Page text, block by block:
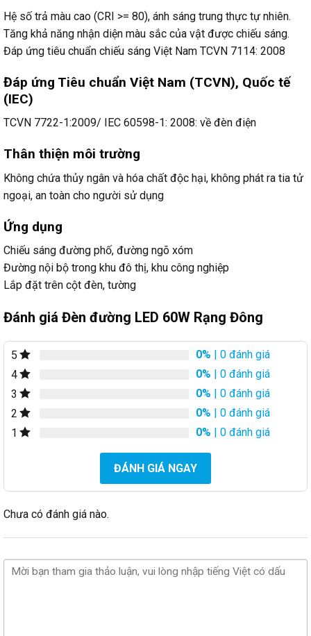
Hệ số trả màu cao (CRI >= 80), ánh sáng trung thực tự nhiên.
Tăng khả năng nhận diện màu sắc của vật được chiếu sáng.
Đáp ứng tiêu chuẩn chiếu sáng Việt Nam TCVN 7114: 2008
Đáp ứng Tiêu chuẩn Việt Nam (TCVN), Quốc tế
(IEC)
TCVN 7722-1:2009/ IEC 60598-1: 2008: về đèn điện
Thân thiện môi trường
Không chứa thủy ngân và hóa chất độc hại, không phát ra tia tử
ngoại, an toàn cho người sử dụng
Ứng dụng
Chiếu sáng đường phố, đường ngõ xóm
Đường nội bộ trong khu đô thị, khu công nghiệp
Lắp đặt trên cột đèn, tường
Đánh giá Đèn đường LED 60W Rạng Đông
5 0% | 0 đánh giá
4
0% | 0 đánh giá
3
0% | 0 đánh giá
2
0% | 0 đánh giá
1
0% | 0 đánh giá
ĐÁNH GIÁ NGAY
Chưa có đánh giá nào.